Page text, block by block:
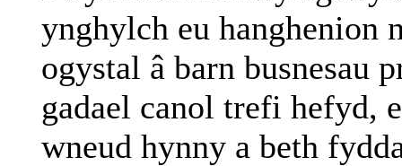
ynghylch eu hanghenion
ogystal â barn busnesau
gadael canol trefi hefyd,
wneud hynny a beth